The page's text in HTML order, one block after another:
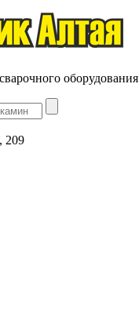
оборудования
209